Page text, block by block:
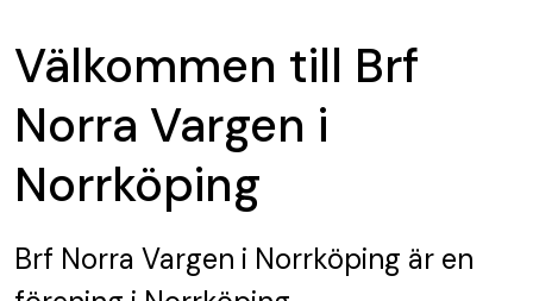
Välkommen till Brf
Norra Vargen i
Norrköping
Brf Norra Vargen i Norrköping är en